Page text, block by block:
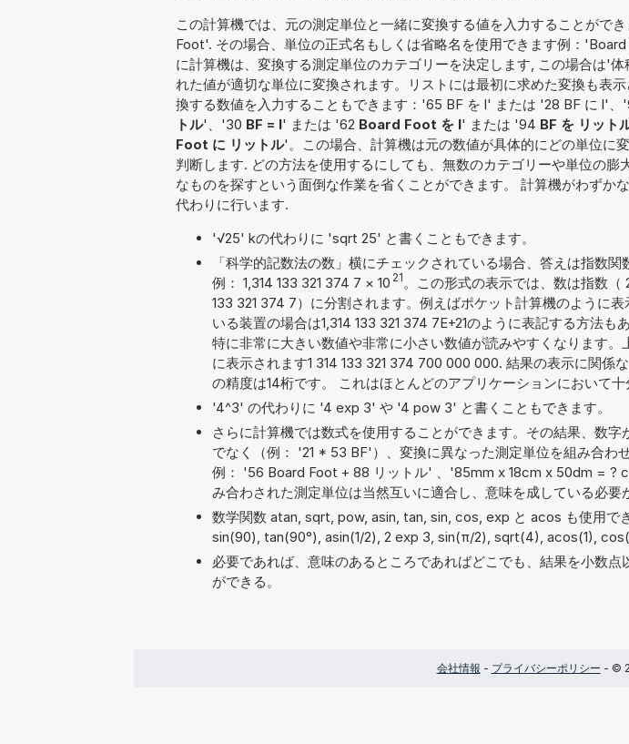
この計算機では、元の測定単位と一緒に変換する値を入力することがで
Foot'. その場合、単位の正式名もしくは省略名を使用できます例：
に計算機は、変換する測定単位のカテゴリーを決定します, この場合は'
れた値が適切な単位に変換されます。リストには最初に求めた変換も表
換する数値を入力することもできます：'65 BF を l' または '28 BF に l'、
トル'、'30 BF = l' または '62 Board Foot を l' または '94 BF を リット
Foot に リットル'。この場合、計算機は元の数値が具体的にどの単位に
判断します. どの方法を使用するにしても、無数のカテゴリーや単位の膨
なものを探すという面倒な作業を省くことができます。 計算機がわずか
代わりに行います.
'√25' kの代わりに 'sqrt 25' と書くこともできます。
「科学的記数法の数」横にチェックされている場合、答えは指数関
例： 1,314 133 321 374 7 × 10 21 。この形式の表示では、数は指数（
133 321 374 7）に分割されます。例えばポケット計算機のように
いる装置の場合は1,314 133 321 374 7E+21のように表記する方法も
特に非常に大きい数値や非常に小さい数値が読みやすくなります。
に表示されます1 314 133 321 374 700 000 000. 結果の表示に関係
の精度は14桁です。 これはほとんどのアプリケーションにおいて
'4^3' の代わりに '4 exp 3' や '4 pow 3' と書くこともできます。
さらに計算機では数式を使用することができます。その結果、数字
でなく（例： '21 * 53 BF'）、変換に異なった測定単位を組み合わ
例： '56 Board Foot + 88 リットル' 、'85mm x 18cm x 50dm = ?
み合わされた測定単位は当然互いに適合し、意味を成している必要
数学関数 atan, sqrt, pow, asin, tan, sin, cos, exp と acos も使用で
sin(90), tan(90°), asin(1/2), 2 exp 3, sin(π/2), sqrt(4), acos(1),
必要であれば、意味のあるところであればどこでも、結果を小数点
ができる。
会社情報 - プライバシーポリシー - ©